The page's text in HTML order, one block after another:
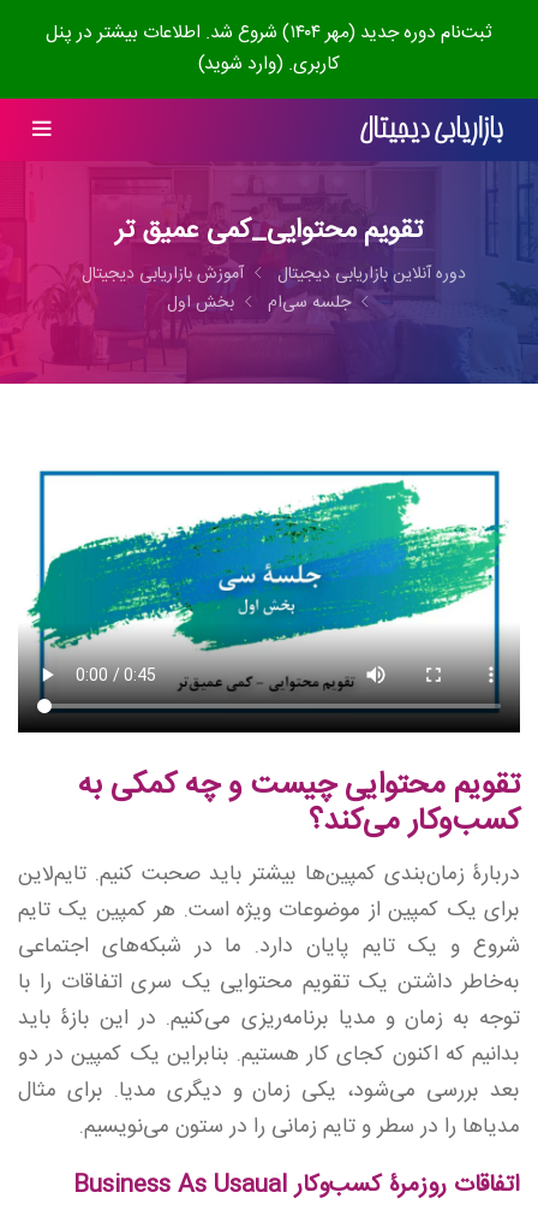
ثبت‌نام دوره جدید (مهر ۱۴۰۴) شروع شد. اطلاعات بیشتر در پنل
کاربری. (وارد شوید)
تقویم محتوایی_کمی عمیق تر
دوره آنلاین بازاریابی دیجیتال
آموزش بازاریابی دیجیتال
جلسه سی‌ام
بخش اول
تقویم محتوایی چیست و چه کمکی به
کسب‌وکار می‌کند؟
دربارۀ زمان‌بندی کمپین‌ها بیشتر باید صحبت کنیم. تایم‌لاین
برای یک کمپین از موضوعات ویژه است. هر کمپین یک تایم
شروع و یک تایم پایان دارد. ما در شبکه‌های اجتماعی
به‌خاطر داشتن یک تقویم محتوایی یک سری اتفاقات را با
توجه به زمان و مدیا برنامه‌ریزی می‌کنیم. در این بازۀ باید
بدانیم که اکنون کجای کار هستیم. بنابراین یک کمپین در دو
بعد بررسی می‌شود، یکی زمان و دیگری مدیا. برای مثال
مدیاها را در سطر و تایم زمانی را در ستون می‌نویسیم.
اتفاقات روزمرۀ کسب‌وکار Business As Usaual